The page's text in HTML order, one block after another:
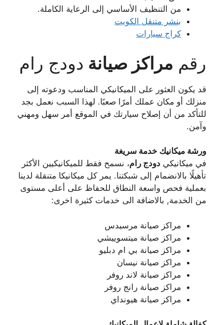
من التنظيف الأساسي إلى الرعاية الكاملة.
بنشر متنقل الكويت
كراج سيارات
رقم مراكز صيانة دودج رام
قد يكون العثور على الميكانيكي المناسب ودعوته إلى
منزلك أو مكان عملك أمرًا صعبًا. لهذا السبب نعمل بجد
للتأكد من أن إصلاح سيارتك في الموقع أمر سهل ومهني
وآمن.
ورشة ميكانيك خدمة سريغة
في ميكانيكي دودج رام، نسمح فقط للميكانيكيين الأكثر
تأهيلًا بالانضمام إلى شبكتنا. يمر كل ميكانيكا متنقلة لدينا
بعملية فحص واسعة النطاق للحفاظ على أعلى مستوى
من الخدمة, بالاضافة الى خدمات كثيرة اخرى:
مراكز صيانة مرسيدس
مراكز صيانة ميتسوييشي
مراكز صيانة بي ام دبليو
مراكز صيانة نيسان
مراكز صيانة لاند روفر
مراكز صيانة رانج روفر
مراكز صيانة هيونداي